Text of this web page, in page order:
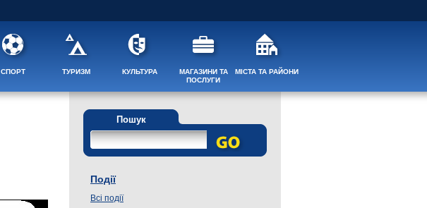
СПОРТ ТУРИЗМ КУЛЬТУРА
МАГАЗИНИ ТА
ПОСЛУГИ
МІСТА ТА РАЙОНИ
Пошук
Події
Всі події